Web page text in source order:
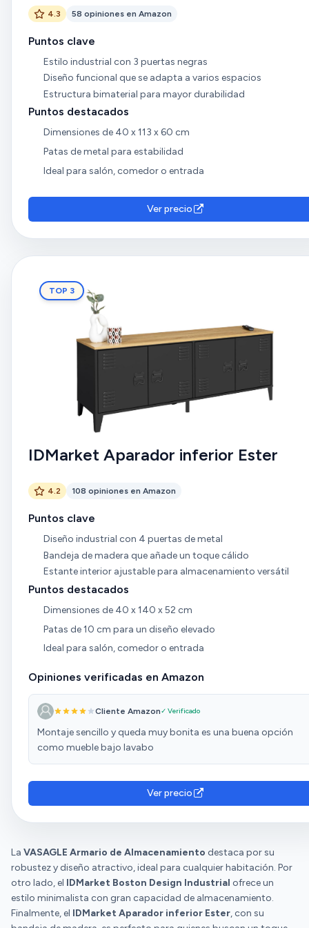
4.3 58 opiniones en Amazon
Puntos clave
Estilo industrial con 3 puertas negras
Diseño funcional que se adapta a varios espacios
Estructura bimaterial para mayor durabilidad
Puntos destacados
Dimensiones de 40 x 113 x 60 cm
Patas de metal para estabilidad
Ideal para salón, comedor o entrada
Ver precio
TOP 3
IDMarket Aparador inferior Ester
4.2 108 opiniones en Amazon
Puntos clave
Diseño industrial con 4 puertas de metal
Bandeja de madera que añade un toque cálido
Estante interior ajustable para almacenamiento versátil
Puntos destacados
Dimensiones de 40 x 140 x 52 cm
Patas de 10 cm para un diseño elevado
Ideal para salón, comedor o entrada
Opiniones verificadas en Amazon
Cliente Amazon✓ Verificado
Montaje sencillo y queda muy bonita es una buena opción
como mueble bajo lavabo
Ver precio
La VASAGLE Armario de Almacenamiento destaca por su
robustez y diseño atractivo, ideal para cualquier habitación. Por
otro lado, el IDMarket Boston Design Industrial ofrece un
estilo minimalista con gran capacidad de almacenamiento.
Finalmente, el IDMarket Aparador inferior Ester, con su